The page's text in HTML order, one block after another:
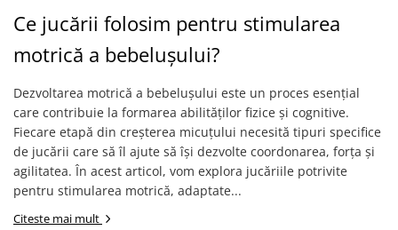
Ce jucării folosim pentru stimularea
motrică a bebelușului?
Dezvoltarea motrică a bebelușului este un proces esențial
care contribuie la formarea abilităților fizice și cognitive.
Fiecare etapă din creșterea micuțului necesită tipuri specifice
de jucării care să îl ajute să își dezvolte coordonarea, forța și
agilitatea. În acest articol, vom explora jucăriile potrivite
pentru stimularea motrică, adaptate...
Citeste mai mult